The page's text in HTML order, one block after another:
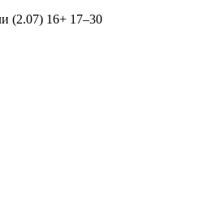
(2.07) 16+ 17–30